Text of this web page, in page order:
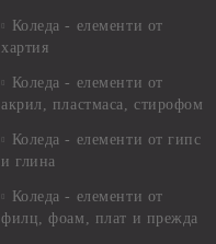
Коледа - елементи от
хартия
Коледа - елементи от
акрил, пластмаса, стирофом
Коледа - елементи от гипс
и глина
Коледа - елементи от
филц, фоам, плат и прежда